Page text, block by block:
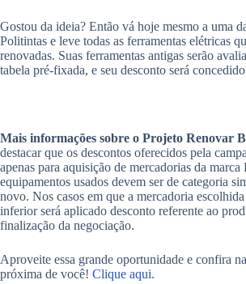
Gostou da ideia? Então vá hoje mesmo a uma
Politintas e leve todas as ferramentas elétricas
renovadas. Suas ferramentas antigas serão
tabela pré-fixada, e seu desconto será
Mais informações sobre o Projeto Renovar
destacar que os descontos oferecidos pela
apenas para aquisição de mercadorias da marca
equipamentos usados devem ser de categoria
novo. Nos casos em que a mercadoria
inferior será aplicado desconto referente ao
finalização da negociação.
Aproveite essa grande oportunidade e confira
próxima de você! Clique aqui.